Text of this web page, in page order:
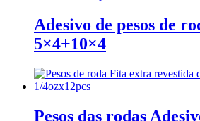
Adesivo de pesos de
5×4+10×4
Pesos das rodas